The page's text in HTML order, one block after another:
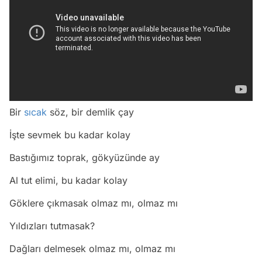
Bir sıcak söz, bir demlik çay
İşte sevmek bu kadar kolay
Bastığımız toprak, gökyüzünde ay
Al tut elimi, bu kadar kolay
Göklere çıkmasak olmaz mı, olmaz mı
Yıldızları tutmasak?
Dağları delmesek olmaz mı, olmaz mı